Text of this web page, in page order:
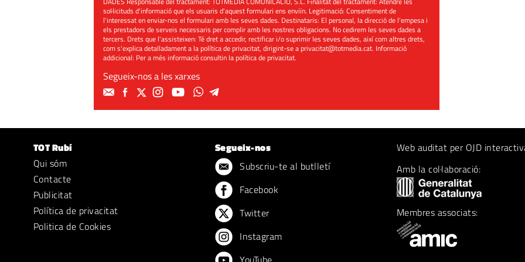
sol·licituds d'informació que els usuaris d'aquest formulari ens enviïn. Legitimació: Consentiment de
l'interessat en enviar-nos el formulari amb les seves dades. Destinataris: El personal, la direcció de l'empesa i
els prestadors de serveis necessaris per complir amb les nostres obligacions. No cedirem les seves dades a
tercers. Drets que l'assisteixen: Té dret a accedir, rectificar i/o suprimir les seves dades, així com altres drets,
com s'explica detalladament a la política de privacitat, dirigint-se aprivacitat@totmedia.cat. Informació
addicional: Per a més informació consultin lapolítica de privacitat.
Segueix-nos a les xarxes
TOT Rubí
Qui sóm
Contacte
Publicitat
Política de privacitat
Politica de Cookies
Segueix-nos
Subscriu-te al butlletí
Facebook
Twitter
Instagram
Web auditat per OJD
Amb la col·laboració:
Membres associats: